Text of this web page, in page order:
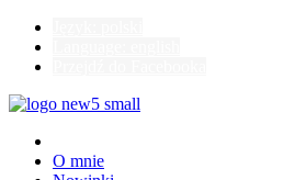
O mnie